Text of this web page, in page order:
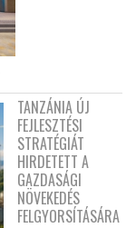
TANZÁNIA ÚJ
FEJLESZTÉSI
STRATÉGIÁT
HIRDETETT A
GAZDASÁGI
NÖVEKEDÉS
FELGYORSÍTÁSÁRA